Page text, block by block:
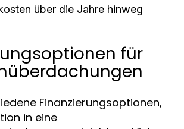
über die Jahre hinweg
für
Finanzierungsoptionen,
in eine